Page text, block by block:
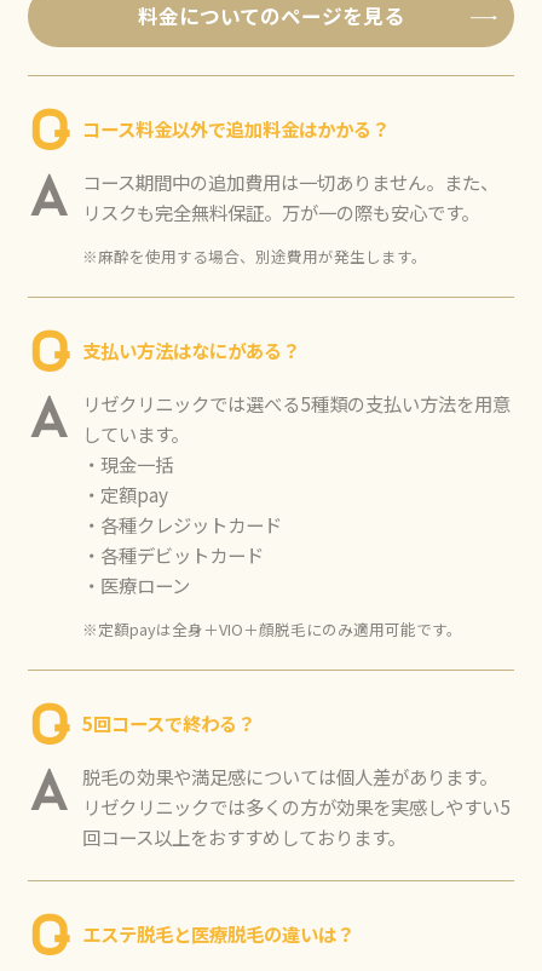
料金についてのページを見る
Q コース料金以外で追加料金はかかる？
A
コース期間中の追加費用は一切ありません。また、
リスクも完全無料保証。万が一の際も安心です。
※麻酔を使用する場合、別途費用が発生します。
Q 支払い方法はなにがある？
A
リゼクリニックでは選べる5種類の支払い方法を用意
しています。
・現金一括
・定額pay
・各種クレジットカード
・各種デビットカード
・医療ローン
※定額payは全身＋VIO＋顔脱毛にのみ適用可能です。
Q 5回コースで終わる？
A
脱毛の効果や満足感については個人差があります。
リゼクリニックでは多くの方が効果を実感しやすい5
回コース以上をおすすめしております。
Q エステ脱毛と医療脱毛の違いは？